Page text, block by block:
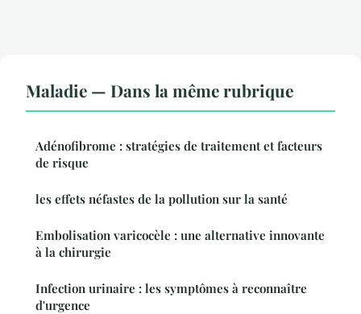
Maladie — Dans la même rubrique
Adénofibrome : stratégies de traitement et facteurs
de risque
les effets néfastes de la pollution sur la santé
Embolisation varicocèle : une alternative innovante
à la chirurgie
Infection urinaire : les symptômes à reconnaître
d'urgence